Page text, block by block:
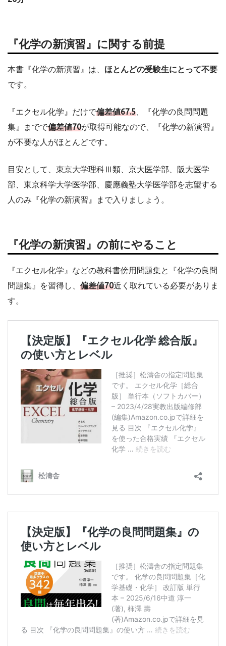
『化学の新演習』に関する前提
本書『化学の新演習』は、 ほとんどの受験生にとって不要
です。
『エクセル化学』だけで偏差値67.5 、『化学の良問問題
集』までで偏差値70が取得可能なので、『化学の新演習』
が不要な人がほとんどです。
目安として、東京大学理科Ⅲ類、京大医学部、阪大医学
部、東京科学大学医学部、慶應義塾大学医学部を志望する
人のみ『化学の新演習』まで入りましょう。
『化学の新演習』の前にやること
『エクセル化学』などの教科書傍用問題集と『化学の良問
問題集』を習得し、 偏差値70近く取れている必要がありま
す。